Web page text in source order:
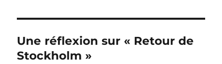
Une réflexion sur « Retour de
Stockholm »